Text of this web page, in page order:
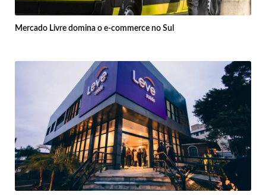
Mercado Livre domina o e-commerce no Sul